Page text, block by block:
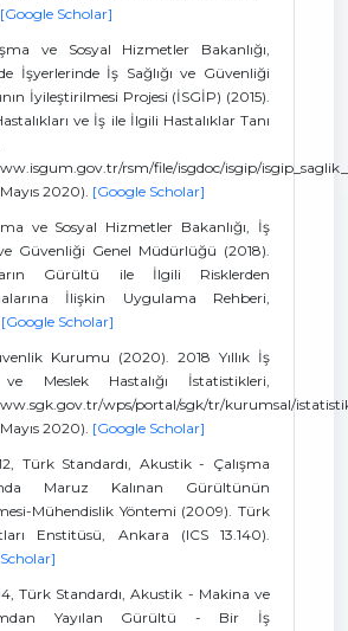
[Google Scholar]
ve Sosyal Hizmetler Bakanlığı,
İşyerlerinde İş Sağlığı ve Güvenliği
İyileştirilmesi Projesi (İSGİP) (2015).
ve İş ile İlgili Hastalıklar Tanı
rsm/file/isgdoc/isgip/
2020). [Google Scholar]
ve Sosyal Hizmetler Bakanlığı, İş
ve Güvenliği Genel Müdürlüğü (2018).
Gürültü ile İlgili Risklerden
İlişkin Uygulama Rehberi,
[Google Scholar]
Kurumu (2020). 2018 Yıllık İş
ve Meslek Hastalığı İstatistikleri,
wps/portal/sgk/tr/kurumsal/
2020). [Google Scholar]
Türk Standardı, Akustik - Çalışma
Maruz Kalınan Gürültünün
Mühendislik Yöntemi (2009). Türk
Enstitüsü, Ankara (ICS 13.140).
Türk Standardı, Akustik - Makina ve
Yayılan Gürültü - Bir İş